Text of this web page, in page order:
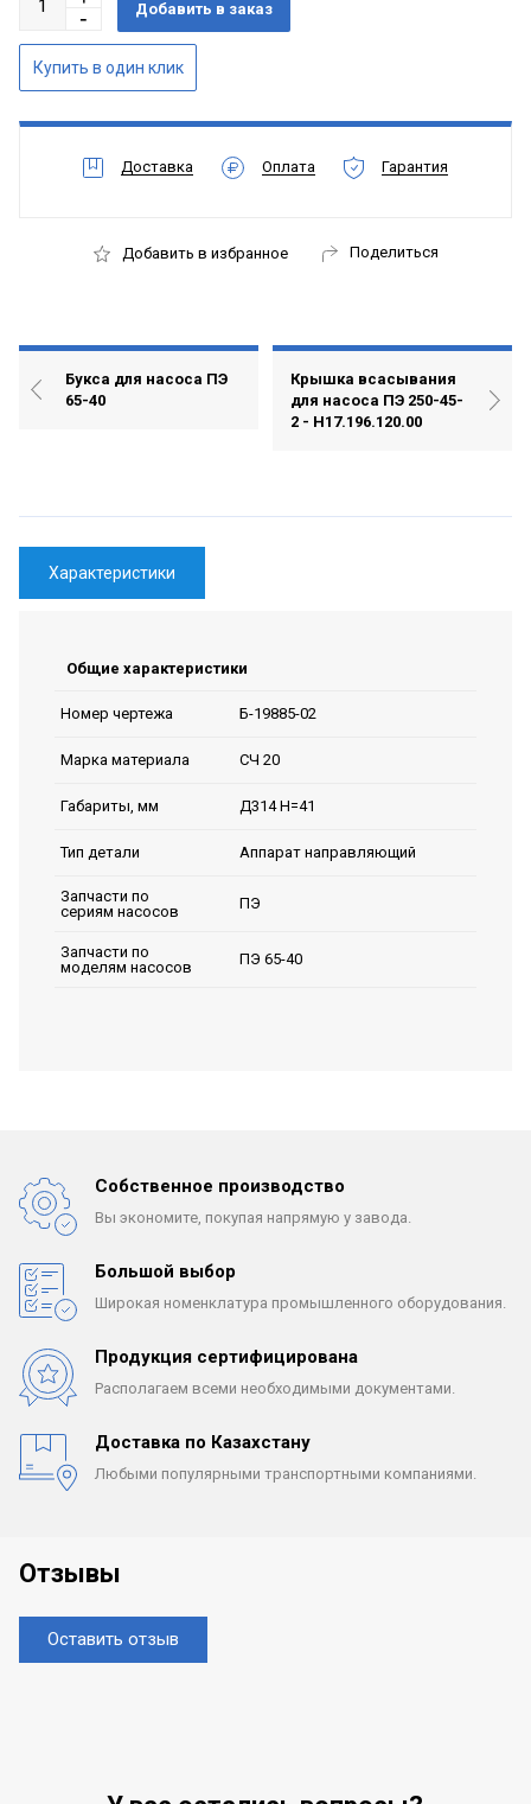
Доставка Оплата Гарантия
Добавить в избранное Поделиться
Букса для насоса ПЭ
65-40
Крышка всасывания
для насоса ПЭ 250-45-
2 - Н17.196.120.00
Характеристики
Общие характеристики
Номер чертежа Б-19885-02
Марка материала СЧ 20
Габариты, мм Д314 Н=41
Тип детали Аппарат направляющий
Запчасти по
сериям насосов
ПЭ
Запчасти по
моделям насосов
ПЭ 65-40
Собственное производство
Вы экономите, покупая напрямую у завода.
Большой выбор
Широкая номенклатура промышленного оборудования.
Продукция сертифицирована
Располагаем всеми необходимыми документами.
Доставка по Казахстану
Любыми популярными транспортными компаниями.
Отзывы
Оставить отзыв